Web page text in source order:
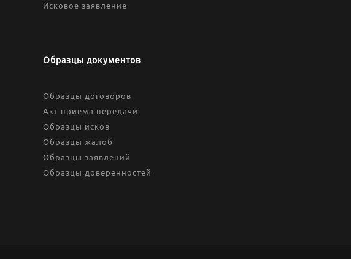
Исковое заявление
Образцы документов
Образцы договоров
Акт приема передачи
Образцы исков
Образцы жалоб
Образцы заявлений
Образцы доверенностей